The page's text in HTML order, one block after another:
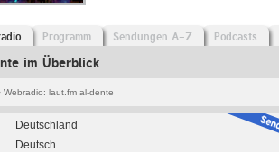
Programm Sendungen A-Z Podcasts
im Überblick
Webradio: laut.fm al-dente
Deutschland
Deutsch